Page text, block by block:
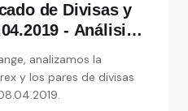
de Divisas y
- Análisis
analizamos la
y los pares de divisas